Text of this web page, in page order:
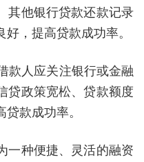
其他银行贷款还款记录
，提高贷款成功率。
款人应关注银行或金融
贷政策宽松、贷款额度
款成功率。
一种便捷、灵活的融资